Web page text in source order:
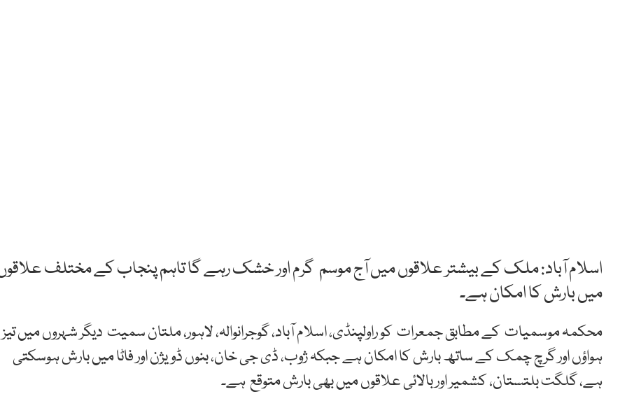
اسلام آباد: ملک کے بیشتر علاقوں میں آج موسم گرم اور خشک رہے گا تاہم پنجاب کے مختلف
میں بارش کا امکان ہے۔
محکمہ موسمیات کے مطابق جمعرات کو راولپنڈی، اسلام آباد، گوجرانوالہ، لاہور، ملتان سمیت دیگر شہروں میں تیز
ہواؤں اور گرچ چمک کے ساتھ بارش کا امکان ہے جبکہ ژوب، ڈی جی خان، بنوں ڈویژن اور فاٹا میں بارش ہوسکتی
ہے، گلگت بلتستان، کشمیر اور بالائی علاقوں میں بھی بارش متوقع ہے۔